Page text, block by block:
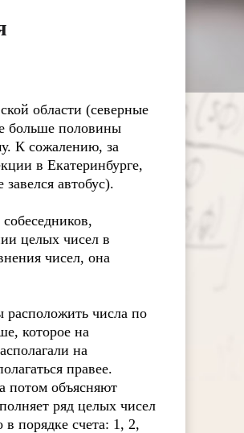
области (северные
больше половины
К сожалению, за
в Екатеринбурге,
автобус).
целых чисел в
чисел, она
расположить числа по
которое на
на
правее.
потом объясняют
ряд целых чисел
порядке счета: 1, 2,